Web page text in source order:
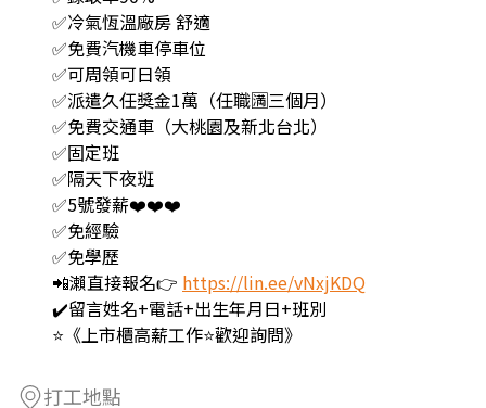
✅冷氣恆溫廠房 舒適
✅免費汽機車停車位
✅可周領可日領
✅派遣久任獎金1萬（任職🈵️三個月）
✅免費交通車（大桃園及新北台北）
✅固定班
✅隔天下夜班
✅5號發薪❤️❤️❤️
✅免經驗
✅免學歷
📲瀨直接報名👉 https://lin.ee/vNxjKDQ
✔️留言姓名+電話+出生年月日+班別
⭐《上市櫃高薪工作⭐歡迎詢問》
打工地點